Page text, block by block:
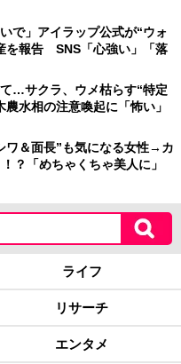
で」アイラップ公式が“ウォ
を報告 SNS「心強い」「落
…サクラ、ウメ枯らす“特定
水相の注意喚起に「怖い」
ワ＆面長”も気になる女性→カ
？「めちゃくちゃ美人に」
ライフ
リサーチ
エンタメ